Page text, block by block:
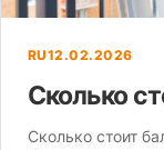
RU12.02.2026
Сколько
Сколько стоит